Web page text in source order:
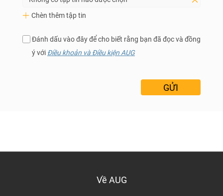
Chèn thêm tập tin
Đánh dấu vào đây để cho biết rằng bạn đã đọc và đồng
ý với Điều khoản và Điều kiện AUG
Về AUG